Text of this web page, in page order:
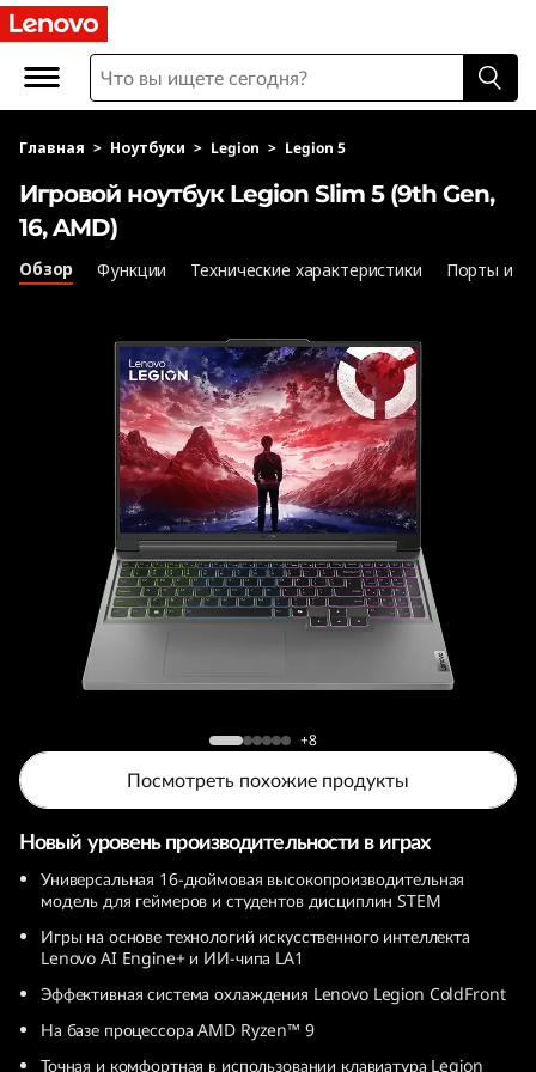
L
n
o
v
o
m
5
e
n
9
Главная > Ноутбуки > Legion > Legion 5
Игровой ноутбук Legion Slim 5 (9th Gen,
16, AMD)
Обзор Функции Технические характеристики Порты и
+8
Посмотреть похожие продукты
Новый уровень производительности в играх
Универсальная 16-дюймовая высокопроизводительная
модель для геймеров и студентов дисциплин STEM
Игры на основе технологий искусственного интеллекта
Lenovo AI Engine+ и ИИ-чипа LA1
Эффективная система охлаждения Lenovo Legion ColdFront
На базе процессора AMD Ryzen™ 9
Точная и комфортная в использовании клавиатура Legion